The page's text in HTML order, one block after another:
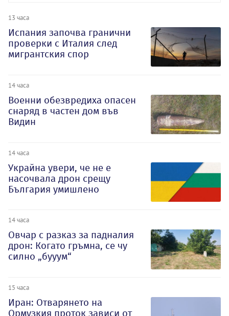
13 часа
Испания започва гранични
проверки с Италия след
мигрантския спор
14 часа
Военни обезвредиха опасен
снаряд в частен дом във
Видин
14 часа
Украйна увери, че не е
насочвала дрон срещу
България умишлено
14 часа
Овчар с разказ за падналия
дрон: Когато гръмна, се чу
силно „бууум“
15 часа
Иран: Отварянето на
Ормузкия проток зависи от